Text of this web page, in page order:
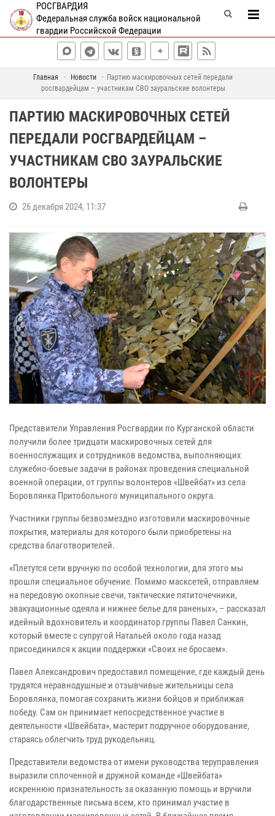
РОСГВАРДИЯ
Федеральная служба войск национальной
гвардии Российской Федерации
Главная Новости
Партию маскировочных сетей передали
росгвардейцам – участникам СВО зауральские волонтеры
ПАРТИЮ МАСКИРОВОЧНЫХ СЕТЕЙ
ПЕРЕДАЛИ РОСГВАРДЕЙЦАМ –
УЧАСТНИКАМ СВО ЗАУРАЛЬСКИЕ
ВОЛОНТЕРЫ
26 декабря 2024, 11:37
Представители Управления Росгвардии по Курганской области
получили более тридцати маскировочных сетей для
военнослужащих и сотрудников ведомства, выполняющих
служебно-боевые задачи в районах проведения специальной
военной операции, от группы волонтеров «Швейбат» из села
Боровлянка Притобольного муниципального округа.
Участники группы безвозмездно изготовили маскировочные
покрытия, материалы для которого были приобретены на
средства благотворителей.
«Плетутся сети вручную по особой технологии, для этого мы
прошли специальное обучение. Помимо масксетей, отправляем
на передовую окопные свечи, тактические пятиточечники,
эвакуационные одеяла и нижнее белье для раненых», – рассказал
идейный вдохновитель и координатор группы Павел Санкин,
который вместе с супругой Натальей около года назад
присоединился к акции поддержки «Своих не бросаем».
Павел Александрович предоставил помещение, где каждый день
трудятся неравнодушные и отзывчивые жительницы села
Боровлянка, помогая сохранить жизни бойцов и приближая
победу. Сам он принимает непосредственное участие в
деятельности «Швейбата», мастерит подручное оборудование,
стараясь облегчить труд рукодельниц.
Представители ведомства от имени руководства теруправления
выразили сплоченной и дружной команде «Швейбата»
искреннюю признательность за оказанную помощь и вручили
благодарственные письма всем, кто принимал участие в